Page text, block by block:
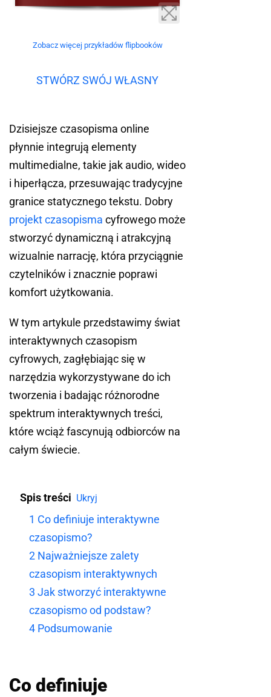
Zobacz więcej przykładów flipbooków
STWÓRZ SWÓJ WŁASNY
Dzisiejsze czasopisma online
płynnie integrują elementy
multimedialne, takie jak audio, wideo
i hiperłącza, przesuwając tradycyjne
granice statycznego tekstu. Dobry
projekt czasopisma cyfrowego może
stworzyć dynamiczną i atrakcyjną
wizualnie narrację, która przyciągnie
czytelników i znacznie poprawi
komfort użytkowania.
W tym artykule przedstawimy świat
interaktywnych czasopism
cyfrowych, zagłębiając się w
narzędzia wykorzystywane do ich
tworzenia i badając różnorodne
spektrum interaktywnych treści,
które wciąż fascynują odbiorców na
całym świecie.
Spis treści Ukryj
1 Co definiuje interaktywne
czasopismo?
2 Najważniejsze zalety
czasopism interaktywnych
3 Jak stworzyć interaktywne
czasopismo od podstaw?
4 Podsumowanie
Co definiuje